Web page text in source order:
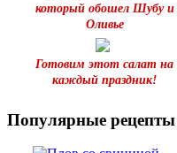
который обошел Шубу и
Оливье
Готовим этот салат на
каждый праздник!
Популярные рецепты